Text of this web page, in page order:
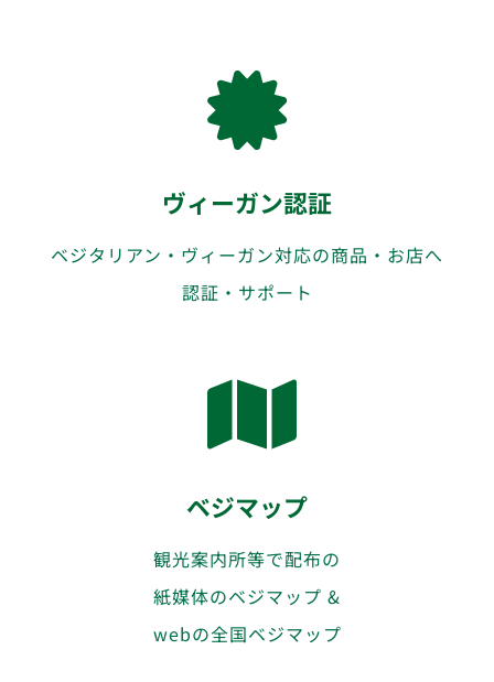
ヴィーガン認証
ベジタリアン・ヴィーガン対応の商品・お店へ
認証・サポート
ベジマップ
観光案内所等で配布の
紙媒体のベジマップ &
webの全国ベジマップ